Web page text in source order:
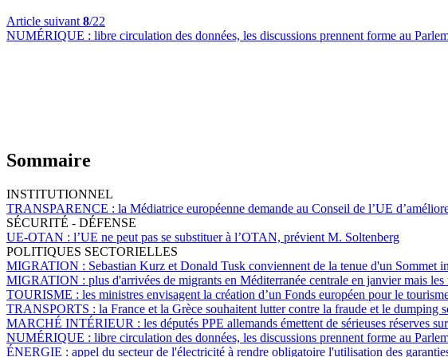
Article suivant 8/22
NUMÉRIQUE : libre circulation des données, les discussions prennent forme au
Sommaire
INSTITUTIONNEL
TRANSPARENCE : la Médiatrice européenne demande au Conseil de l’UE
SÉCURITÉ - DÉFENSE
UE-OTAN : l’UE ne peut pas se substituer à l’OTAN, prévient M. Soltenberg
POLITIQUES SECTORIELLES
MIGRATION : Sebastian Kurz et Donald Tusk conviennent de la tenue d'un Sommet
MIGRATION : plus d'arrivées de migrants en Méditerranée centrale en janvier mais
TOURISME : les ministres envisagent la création d’un Fonds européen pour le
TRANSPORTS : la France et la Grèce souhaitent lutter contre la fraude et le dumping
MARCHÉ INTÉRIEUR : les députés PPE allemands émettent de sérieuses réserves
NUMÉRIQUE : libre circulation des données, les discussions prennent forme au
ÉNERGIE : appel du secteur de l'électricité à rendre obligatoire l'utilisation des